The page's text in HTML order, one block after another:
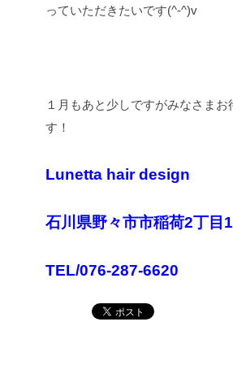
っていただきたいです(^-^)v
１月もあと少しですがみなさまお
す！
Lunetta hair design
石川県野々市市稲荷2丁目
TEL/076-287-6620